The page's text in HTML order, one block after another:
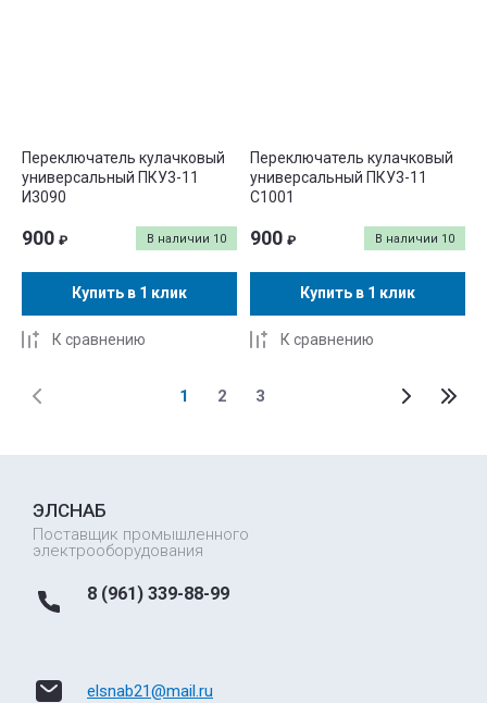
Переключатель кулачковый
универсальный ПКУ3-11
И3090
В наличии 10
900 ₽
Купить в 1 клик
К сравнению
Переключатель кулачковый
универсальный ПКУ3-11
С1001
В наличии 10
900 ₽
Купить в 1 клик
К сравнению
1 2 3
ЭЛСНАБ
Поставщик промышленного
электрооборудования
8 (961) 339-88-99
elsnab21@mail.ru